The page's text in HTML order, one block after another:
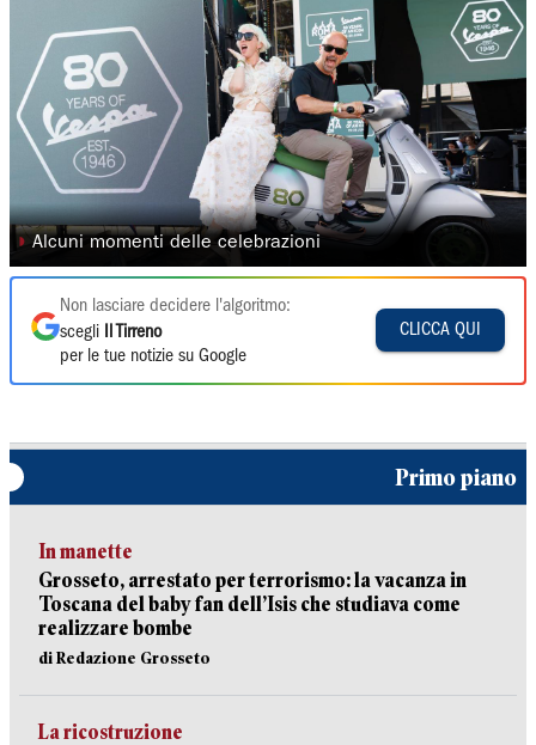
◗ Alcuni momenti delle celebrazioni
Non lasciare decidere l'algoritmo:
scegli
Il Tirreno
per le tue notizie su Google
CLICCA QUI
Primo piano
In manette
Grosseto, arrestato per terrorismo: la vacanza in
Toscana del baby fan dell’Isis che studiava come
realizzare bombe
di Redazione Grosseto
La ricostruzione